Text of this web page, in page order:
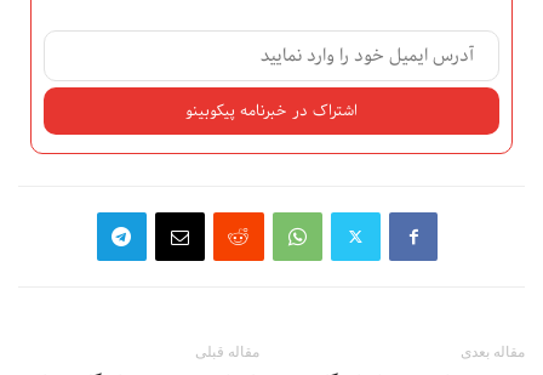
مقاله قبلی مقاله بعدی